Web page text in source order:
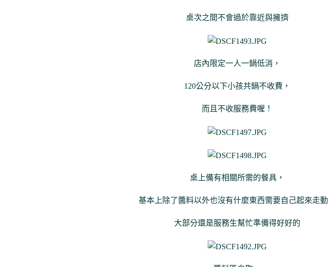
桌次之間不會過於靠近與擁擠
店內限定一人一鍋低消，
120公分以下小孩共鍋不收費，
而且不收服務費喔！
桌上備有相關所需的餐具，
基本上除了醬料以外也沒有什麼東西需要自己起來走動
大部分還是服務生幫忙準備得好好的